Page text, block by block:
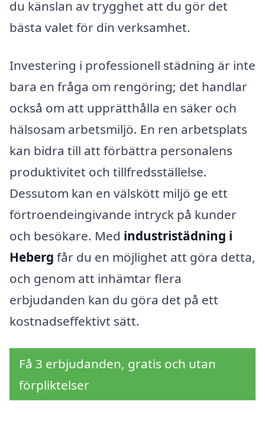
du känslan av trygghet att du gör det
bästa valet för din verksamhet.
Investering i professionell städning är inte
bara en fråga om rengöring; det handlar
också om att upprätthålla en säker och
hälsosam arbetsmiljö. En ren arbetsplats
kan bidra till att förbättra personalens
produktivitet och tillfredsställelse.
Dessutom kan en välskött miljö ge ett
förtroendeingivande intryck på kunder
och besökare. Med industristädning i
Heberg får du en möjlighet att göra detta,
och genom att inhämtar flera
erbjudanden kan du göra det på ett
kostnadseffektivt sätt.
Få 3 erbjudanden, gratis och utan
förpliktelser